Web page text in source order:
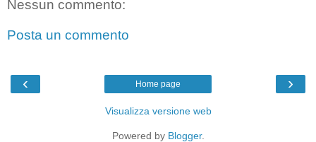
Nessun commento:
Posta un commento
‹ ›
Home page
Visualizza versione web
Powered by Blogger.